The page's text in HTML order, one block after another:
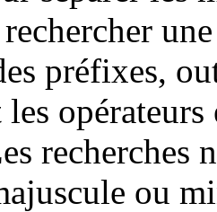
préfixes,
recherches
ou